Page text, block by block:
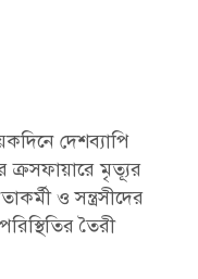
দেশব্যাপি
মৃত্যূর
ও সন্ত্রসীদের
তৈরী